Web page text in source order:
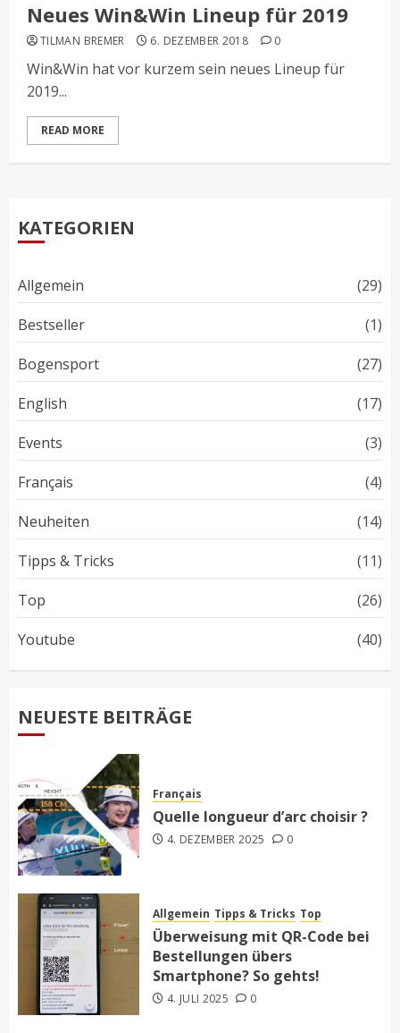
Neues Win&Win Lineup für 2019
TILMAN BREMER 6. DEZEMBER 2018 0
Win&Win hat vor kurzem sein neues Lineup für
2019...
READ MORE
KATEGORIEN
Allgemein
(29)
Bestseller
(1)
Bogensport
(27)
English
(17)
Events
(3)
Français
(4)
Neuheiten
(14)
Tipps & Tricks
(11)
Top
(26)
Youtube
(40)
NEUESTE BEITRÄGE
Français
Quelle longueur d’arc choisir ?
4. DEZEMBER 2025 0
Allgemein Tipps & Tricks Top
Überweisung mit QR-Code bei
Bestellungen übers
Smartphone? So gehts!
4. JULI 2025 0